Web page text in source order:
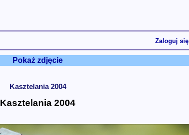
Zaloguj się
Pokaż zdjęcie
Kasztelania 2004
Kasztelania 2004